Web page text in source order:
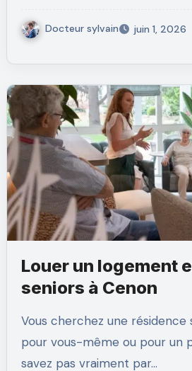
Docteur sylvain juin 1, 2026
Louer un logement
seniors à Cenon
Vous cherchez une résidence seniors à Cenon
pour vous-même ou pour un
savez pas vraiment par…